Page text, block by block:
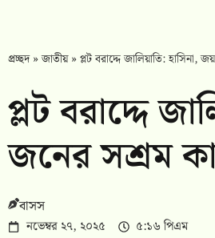
প্রচ্ছদ»জাতীয়»প্লট বরাদ্দে জালিয়াতি:
প্লট বরাদ্দে
জনের সশ্রম
বাসস
নভেম্বর ২৭, ২০২৫ ৫:১৬ পিএম